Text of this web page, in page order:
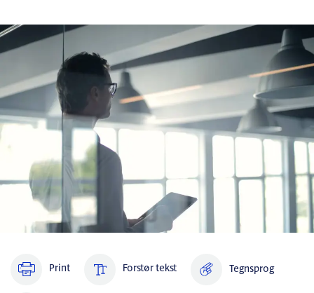
Print Forstør tekst Tegnsprog